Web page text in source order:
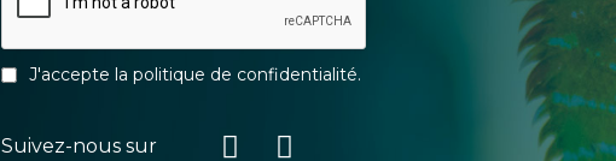
J'accepte la politique de confidentialité.
Suivez-nous sur